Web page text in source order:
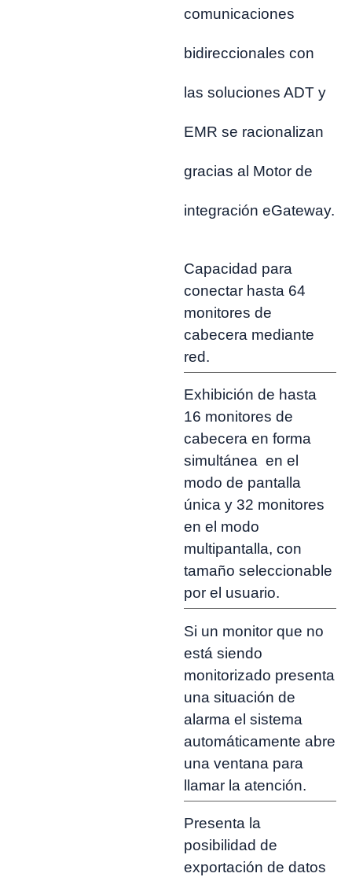
comunicaciones
bidireccionales con
las soluciones ADT y
EMR se racionalizan
gracias al Motor de
integración eGateway.
Capacidad para
conectar hasta 64
monitores de
cabecera mediante
red.
Exhibición de hasta
16 monitores de
cabecera en forma
simultánea en el
modo de pantalla
única y 32 monitores
en el modo
multipantalla, con
tamaño seleccionable
por el usuario.
Si un monitor que no
está siendo
monitorizado presenta
una situación de
alarma el sistema
automáticamente abre
una ventana para
llamar la atención.
Presenta la
posibilidad de
exportación de datos